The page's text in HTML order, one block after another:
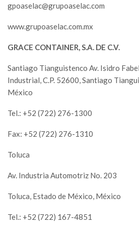
gpoaselac@grupoaselac.com
www.grupoaselac.com.mx
GRACE CONTAINER, S.A. DE C.V.
Santiago Tianguistenco Av. Isidro
Industrial, C.P. 52600, Santiago
México
Tel.: +52 (722) 276-1300
Fax: +52 (722) 276-1310
Toluca
Av. Industria Automotriz No. 203
Toluca, Estado de México, México
Tel.: +52 (722) 167-4851